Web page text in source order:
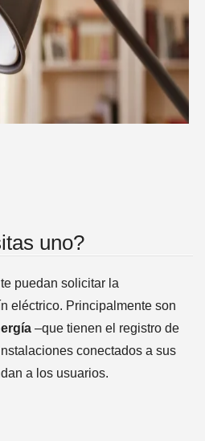
uno?
puedan solicitar la
eléctrico. Principalmente son
–que tienen el registro de
conectados a sus
a los usuarios.